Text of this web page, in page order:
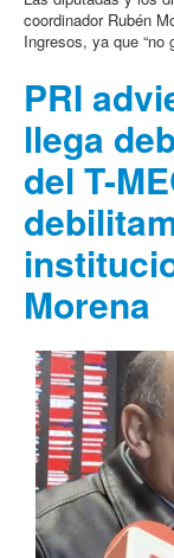
coordinador Rubén
Ingresos, ya que
PRI
llega
del T-
Morena